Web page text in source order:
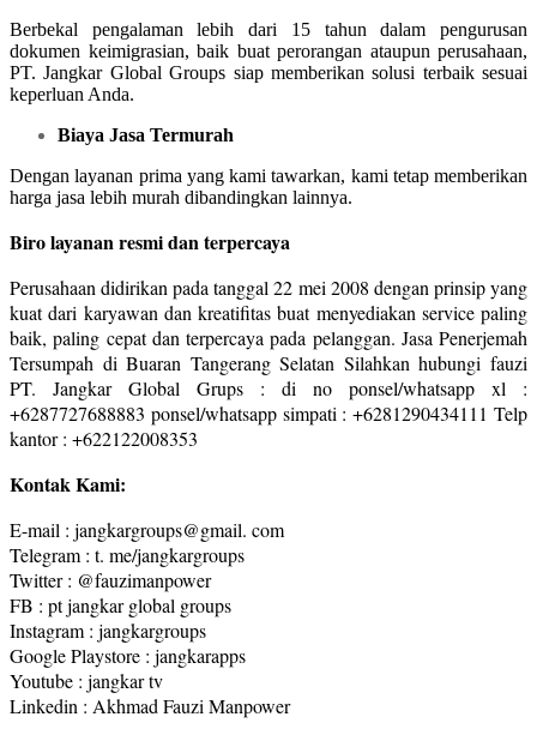
Berbekal pengalaman lebih dari 15 tahun dalam pengurusan
dokumen keimigrasian, baik buat perorangan ataupun perusahaan,
PT. Jangkar Global Groups siap memberikan solusi terbaik sesuai
keperluan Anda.
Biaya Jasa Termurah
Dengan layanan prima yang kami tawarkan, kami tetap memberikan
harga jasa lebih murah dibandingkan lainnya.
Biro layanan resmi dan terpercaya
Perusahaan didirikan pada tanggal 22 mei 2008 dengan prinsip yang
kuat dari karyawan dan kreatifitas buat menyediakan service paling
baik, paling cepat dan terpercaya pada pelanggan. Jasa Penerjemah
Tersumpah di Buaran Tangerang Selatan Silahkan hubungi fauzi
PT. Jangkar Global Grups : di no ponsel/whatsapp xl :
+6287727688883 ponsel/whatsapp simpati : +6281290434111 Telp
kantor : +622122008353
Kontak Kami:
E-mail : jangkargroups@gmail. com
Telegram : t. me/jangkargroups
Twitter : @fauzimanpower
FB : pt jangkar global groups
Instagram : jangkargroups
Google Playstore : jangkarapps
Youtube : jangkar tv
Linkedin : Akhmad Fauzi Manpower